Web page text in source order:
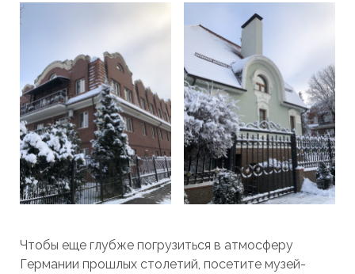
Чтобы еще глубже погрузиться в атмосферу
Германии прошлых столетий, посетите музей-